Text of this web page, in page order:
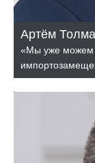
Артём
«Мы уже можем